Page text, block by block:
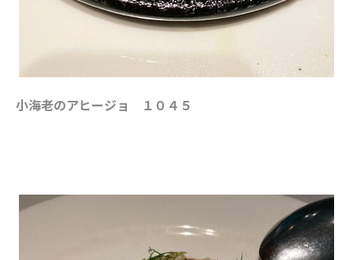
小海老のアヒージョ １０４５